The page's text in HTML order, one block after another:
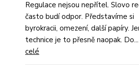
Regulace nejsou nepřítel. Slovo
často budí odpor. Představíme si
byrokracii, omezení, další papíry.
technice je to přesně naopak. Do...
celé